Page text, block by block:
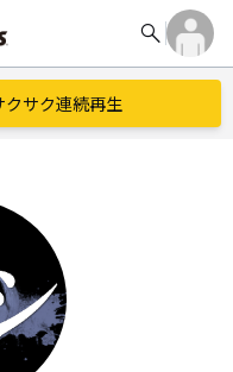
search
サク連続再生